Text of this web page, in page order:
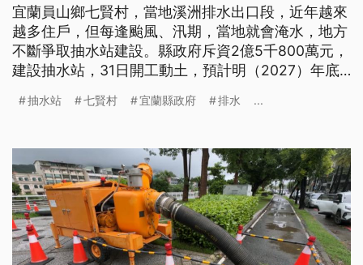
宜蘭員山鄉七賢村，當地溪洲排水出口段，近年越來
越多住戶，但每逢颱風、汛期，當地就會淹水，地方
不斷爭取抽水站建設。縣政府斥資2億5千800萬元，
建設抽水站，31日開工動土，預計明（2027）年底
做好防災整備工作。
抽水站 七賢村 宜蘭縣政府 排水 ...